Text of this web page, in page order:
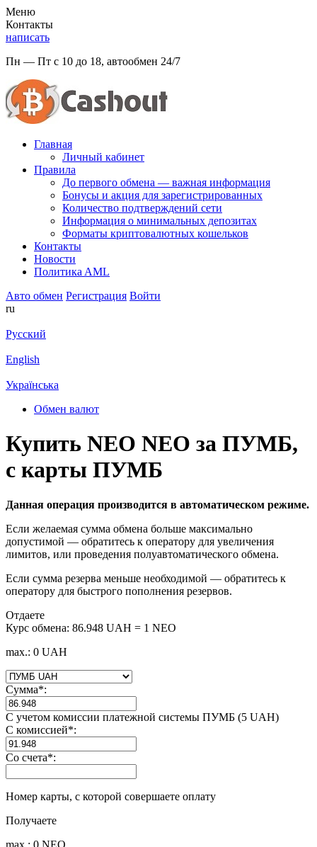
Меню
Контакты
написать
Пн — Пт с 10 до 18, автообмен 24/7
Главная
Личный кабинет
Правила
До первого обмена — важная информация
Бонусы и акция для зарегистрированных
Количество подтверждений сети
Информация о минимальных депозитах
Форматы криптовалютных кошельков
Контакты
Новости
Политикa AML
Авто обмен Регистрация Войти
ru
Русский
English
Українська
Обмен валют
Купить NEO NEO за ПУМБ,
с карты ПУМБ
Данная операция производится в автоматическом режиме.
Если желаемая сумма обмена больше максимально
допустимой — обратитесь к оператору для увеличения
лимитов, или проведения полуавтоматического обмена.
Если сумма резерва меньше необходимой — обратитесь к
оператору для быстрого пополнения резервов.
Отдаете
Курс обмена: 86.948 UAH = 1 NEO
max.: 0 UAH
Сумма*:
С учетом комиссии платежной системы ПУМБ (5 UAH)
С комиссией*:
Со счета*:
Номер карты, с которой совершаете оплату
Получаете
max.: 0 NEO